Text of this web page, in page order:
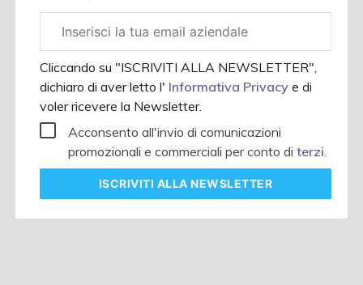
aziendale
Cliccando su "ISCRIVITI ALLA NEWSLETTER",
dichiaro di aver letto l' Informativa Privacye di
voler ricevere la Newsletter.
Acconsento all'invio di comunicazioni
promozionali e commerciali per conto diterzi.
ISCRIVITI ALLA NEWSLETTER